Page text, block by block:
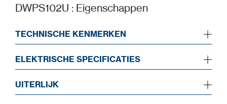
DWPS102U : Eigenschappen
TECHNISCHE KENMERKEN
ELEKTRISCHE SPECIFICATIES
UITERLIJK